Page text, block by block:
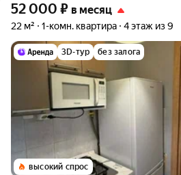
52 000 ₽ в месяц
22 м² 1-комн. квартира 4 этаж из 9
3D-тур без залога
высокий спрос